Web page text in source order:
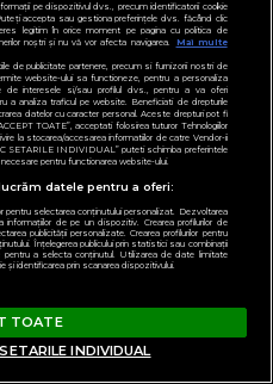
pe dispozitivul dvs., precum identificatorii cookie
accepta sau gestiona preferințele dvs. făcând clic
legitim în orice moment pe pagina cu politica de
noștri și nu vă vor afecta navigarea.
Mai multe
de publicitate partenere, precum si furnizorii nostri de
website-ului sa functioneze, pentru a personaliza
de interesele si/sau profilul dvs., pentru a va oferi
a analiza traficul pe website. Beneficiati de drepturile
datelor cu caracter personal. Aceste drepturi pot fi
TOATE”, acceptati folosirea tuturor Tehnologiilor
la stocarea/accesarea informatiilor de catre Vendor-ii
SETARILE INDIVIDUAL” puteti schimba preferintele
pentru functionarea website-ului.
datele pentru a oferi:
pentru selectarea conținutului personalizat. Dezvoltarea
informațiilor de pe un dispozitiv. Crearea profilurilor de
publicității personalizate. Crearea profilurilor pentru
Înțelegerea publicului prin statistici sau combinații
a selecta conținutul. Utilizarea de date limitate
și identificarea prin scanarea dispozitivului.
TOATE
INDIVIDUAL